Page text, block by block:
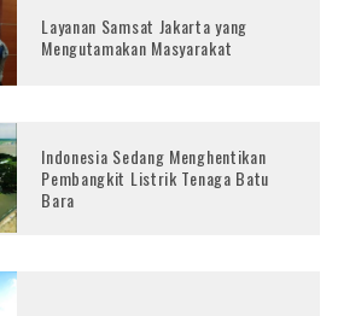
Layanan Samsat Jakarta yang
Mengutamakan Masyarakat
Indonesia Sedang Menghentikan
Pembangkit Listrik Tenaga Batu
Bara